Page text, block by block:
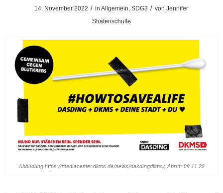
14. November 2022 / inAllgemein,SDG3 / vonJennifer
Stratenschulte
Abbildung https://mediacenter.dkms.de/news/dasdingdkms/, Abruf: 09.11.22